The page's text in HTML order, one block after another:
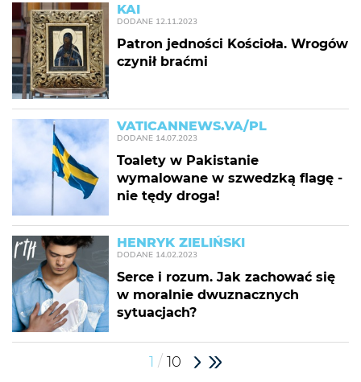
KAI
DODANE 12.11.2023
Patron jedności Kościoła. Wrogów
czynił braćmi
VATICANNEWS.VA/PL
DODANE 14.07.2023
Toalety w Pakistanie
wymalowane w szwedzką flagę -
nie tędy droga!
HENRYK ZIELIŃSKI
DODANE 14.02.2023
Serce i rozum. Jak zachować się
w moralnie dwuznacznych
sytuacjach?
1 / 10